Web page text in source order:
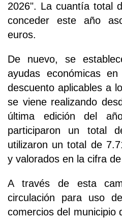
2026". La cuantía total
conceder este año
euros.
De nuevo, se
ayudas económicas
descuento aplicables a
se viene realizando
última edición del
participaron un total
utilizaron un total de
y valorados en la cifra
A través de esta
circulación para uso
comercios del municipio